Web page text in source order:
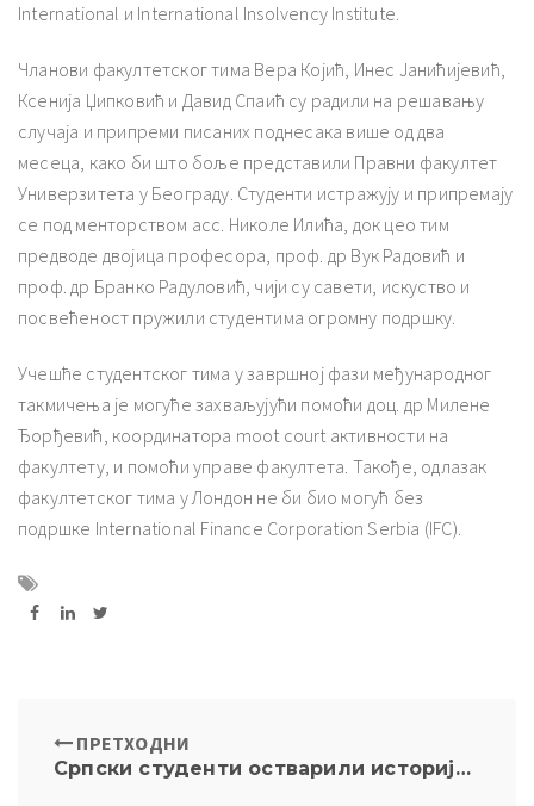
International и International Insolvency Institute.
Чланови факултетског тима Вера Којић, Инес Јанићијевић,
Ксенија Џипковић и Давид Спаић су радили на решавању
случаја и припреми писаних поднесака више од два
месеца, како би што боље представили Правни факултет
Универзитета у Београду. Студенти истражују и припремају
се под менторством асс. Николе Илића, док цео тим
предводе двојица професора, проф. др Вук Радовић и
проф. др Бранко Радуловић, чији су савети, искуство и
посвећеност пружили студентима огромну подршку.
Учешће студентског тима у завршној фази међународног
такмичења је могуће захваљујући помоћи доц. др Милене
Ђорђевић, координатора moot court активности на
факултету, и помоћи управе факултета. Такође, одлазак
факултетског тима у Лондон не би био могућ без
подршке International Finance Corporation Serbia (IFC).
ПРЕТХОДНИ
Српски студенти остварили историјски успех на Оксфорду